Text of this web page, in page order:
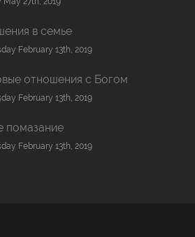
в семье
February 13th, 2019
отношения с Богом
February 13th, 2019
помазание
February 13th, 2019